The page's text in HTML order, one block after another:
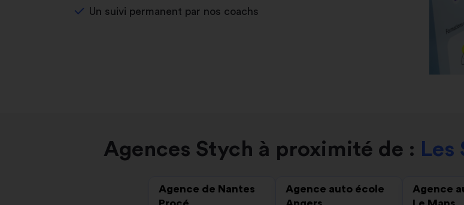
Un suivi permanent par nos coachs
Agences Stych à proximité de : Les
Agence de Nantes
Agence auto école
Agence